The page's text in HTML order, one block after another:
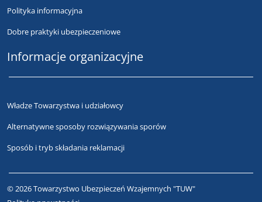
Polityka informacyjna
Dobre praktyki ubezpieczeniowe
Informacje organizacyjne
Władze Towarzystwa i udziałowcy
Alternatywne sposoby rozwiązywania sporów
Sposób i tryb składania reklamacji
© 2026 Towarzystwo Ubezpieczeń Wzajemnych "TUW"